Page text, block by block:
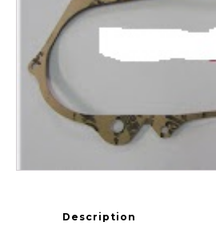
Description